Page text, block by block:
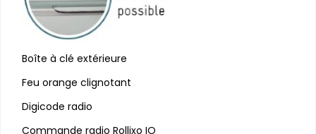
Boîte à clé extérieure
Feu orange clignotant
Digicode radio
Commande radio Rollixo IO